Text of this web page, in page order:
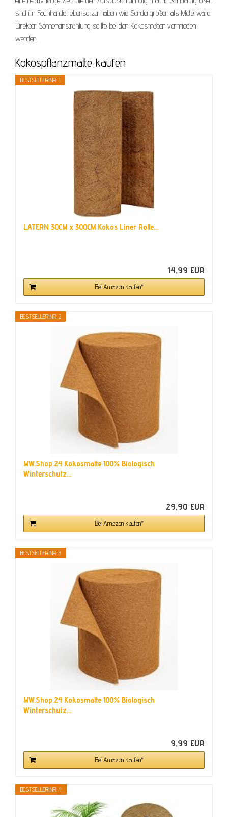
sind im Fachhandel ebenso zu haben wie Sondergrößen als Meterware.
Direkter Sonneneinstrahlung sollte bei den Kokosmatten vermieden
werden.
Kokospflanzmatte kaufen
BESTSELLER NR. 1
LATERN 30CM x 300CM Kokos Liner Rolle...
14,99 EUR
Bei Amazon kaufen*
BESTSELLER NR. 2
MW.Shop.24 Kokosmatte 100% Biologisch
Winterschutz...
29,90 EUR
Bei Amazon kaufen*
BESTSELLER NR. 3
MW.Shop.24 Kokosmatte 100% Biologisch
Winterschutz...
9,99 EUR
Bei Amazon kaufen*
BESTSELLER NR. 4